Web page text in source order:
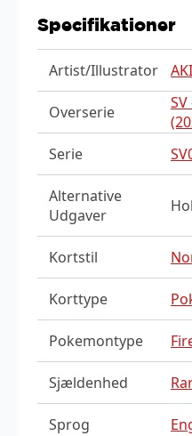
Specifikationer
Artist/Illustrator
Overserie
Serie
Alternative
Udgaver
Kortstil
Korttype
Pokemontype
Sjældenhed
Sprog